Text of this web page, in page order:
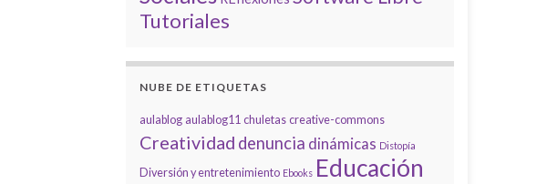
Tutoriales
NUBE DE ETIQUETAS
aulablog aulablog11 chuletas creative-commons
Creatividad denuncia dinámicas Distopía
Diversión y entretenimiento Ebooks Educación